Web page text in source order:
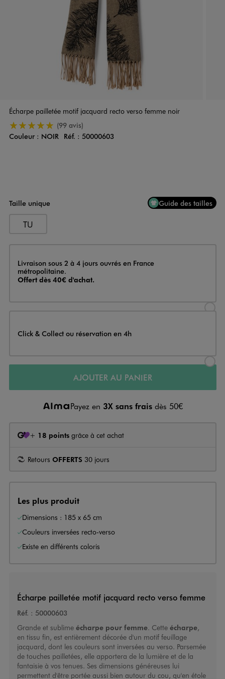
Écharpe pailletée motif jacquard recto verso femme noir
5/5 de moyenne(99 avis)
Couleur
Couleur : NOIR Réf. : 50000603
Taille unique Guide des tailles
TU
Livraison
Livraison sous 2 à 4 jours ouvrés en France
métropolitaine.
Offert dès 40€ d'achat.
Click & Collect ou réservation en 4h
AJOUTER AU PANIER
Payez en 3X sans frais dès 50€
+ 18 points grâce à cet achat
Retours OFFERTS 30 jours
Les plus produit
Dimensions : 185 x 65 cm
Couleurs inversées recto-verso
Existe en différents coloris
Écharpe pailletée motif jacquard recto verso femme
Réf. : 50000603
Grande et sublime écharpe pour femme. Cette écharpe,
en tissu fin, est entièrement décorée d'un motif feuillage
jacquard, dont les couleurs sont inversées au verso. Parsemée
de touches pailletées, elle apportera de la lumière et de la
fantaisie à vos tenues. Ses dimensions généreuses lui
permettent d'être portée aussi bien autour du cou, qu'en étole